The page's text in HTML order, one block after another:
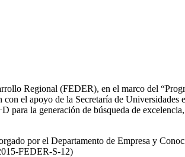
Regional (FEDER), en el marco del
el apoyo de la Secretaría de
para la generación de búsqueda de
por el Departamento de Empresa y
FEDER-S-12)